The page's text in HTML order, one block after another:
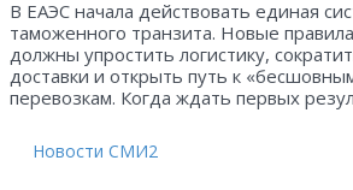
В ЕАЭС начала действовать единая
таможенного транзита. Новые правила
должны упростить логистику,
доставки и открыть путь к
перевозкам. Когда ждать первых
Новости СМИ2